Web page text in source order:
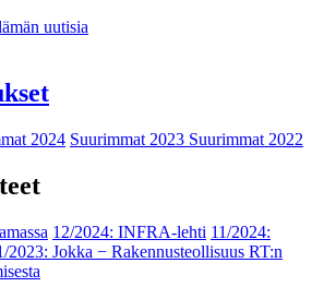
uutisia
2024 Suurimmat 2023 Suurimmat 2022
12/2024: INFRA-lehti 11/2024:
2023: Jokka − Rakennusteollisuus RT:n